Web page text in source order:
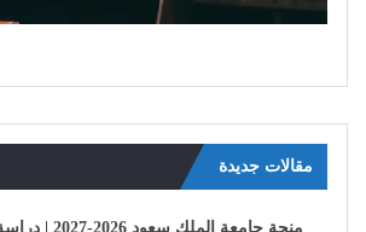
مقالات جديدة
منحة جامعة